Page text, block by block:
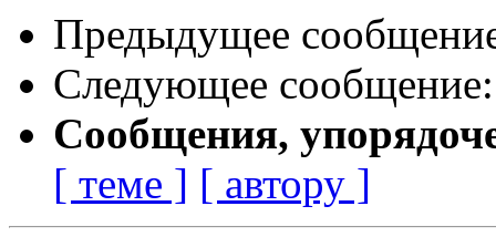
Предыдущее
Следующее
Сообщения,
[ теме ] [ автору ]